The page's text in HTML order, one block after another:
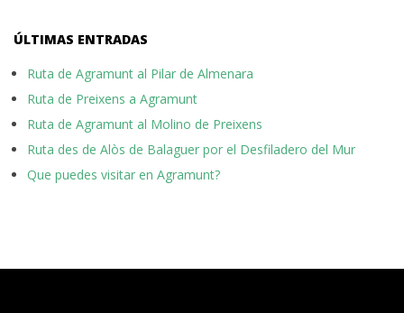
ÚLTIMAS ENTRADAS
Ruta de Agramunt al Pilar de Almenara
Ruta de Preixens a Agramunt
Ruta de Agramunt al Molino de Preixens
Ruta des de Alòs de Balaguer por el Desfiladero del Mur
Que puedes visitar en Agramunt?